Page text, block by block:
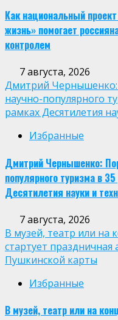
Как национальный
жизнь» помогает
контролем
7 августа, 2026
Дмитрий
научно-популярного
рамках Десятилетия
Избранные
Дмитрий Чернышенко:
популярного туризма в
Десятилетия науки и
7 августа, 2026
В музей, театр или на
стартует
Пушкинской карты
Избранные
В музей, театр или на